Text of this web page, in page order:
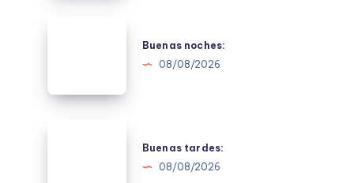
Buenas noches:
08/08/2026
Buenas tardes:
08/08/2026